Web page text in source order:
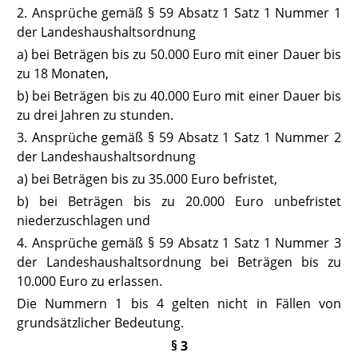
2. Ansprüche gemäß § 59 Absatz 1 Satz 1 Nummer 1
der Landeshaushaltsordnung
a) bei Beträgen bis zu 50.000 Euro mit einer Dauer bis
zu 18 Monaten,
b) bei Beträgen bis zu 40.000 Euro mit einer Dauer bis
zu drei Jahren zu stunden.
3. Ansprüche gemäß § 59 Absatz 1 Satz 1 Nummer 2
der Landeshaushaltsordnung
a) bei Beträgen bis zu 35.000 Euro befristet,
b) bei Beträgen bis zu 20.000 Euro unbefristet
niederzuschlagen und
4. Ansprüche gemäß § 59 Absatz 1 Satz 1 Nummer 3
der Landeshaushaltsordnung bei Beträgen bis zu
10.000 Euro zu erlassen.
Die Nummern 1 bis 4 gelten nicht in Fällen von
grundsätzlicher Bedeutung.
§ 3